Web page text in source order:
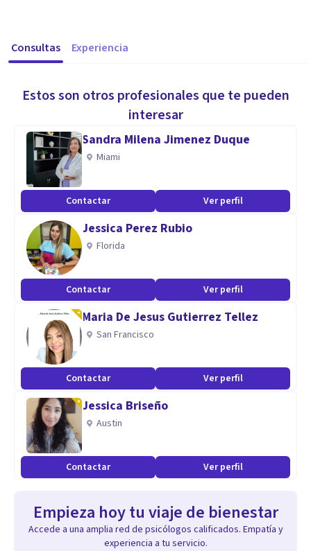
Consultas Experiencia
Estos son otros profesionales que te pueden
interesar
Sandra Milena Jimenez Duque
Miami
Contactar Ver perfil
Jessica Perez Rubio
Florida
Contactar Ver perfil
Maria De Jesus Gutierrez Tellez
San Francisco
Contactar Ver perfil
Jessica Briseño
Austin
Contactar Ver perfil
Empieza hoy tu viaje de bienestar
Accede a una amplia red de psicólogos calificados. Empatía y
experiencia a tu servicio.